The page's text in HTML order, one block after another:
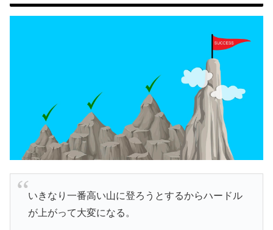
いきなり一番高い山に登ろうとするからハードル
が上がって大変になる。